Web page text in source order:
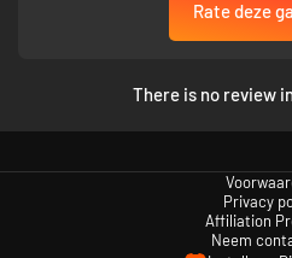
Rate deze
There is no review
Privacy
Affiliation
Neem